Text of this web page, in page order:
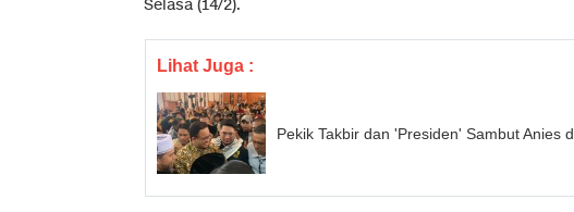
Selasa (14/2).
Lihat Juga :
Pekik Takbir dan 'Presiden' Sambut Anies